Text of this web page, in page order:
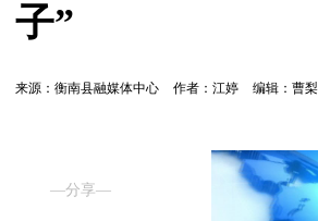
子”
来源：衡南县融媒体中心 作者：江婷 编辑：曹梨
—分享—